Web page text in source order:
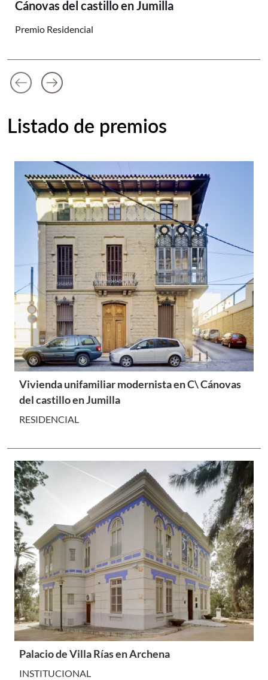
Cánovas del castillo en Jumilla
Premio Residencial
Anterior diapositiva
arrow_left_alt
Siguiente diapositiva
arrow_right_alt
Listado de premios
Vivienda unifamiliar modernista en C\ Cánovas
del castillo en Jumilla
RESIDENCIAL
Palacio de Villa Rías en Archena
INSTITUCIONAL